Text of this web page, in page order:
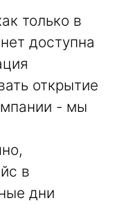
только в
доступна
открытие
- мы
в
дни